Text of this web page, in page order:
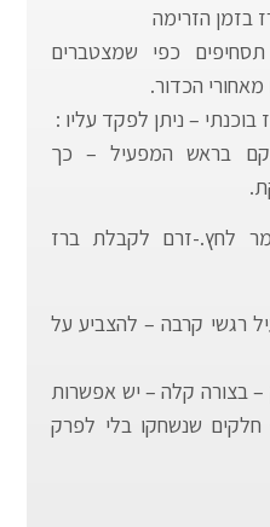
בזמן הזרימה
כפי שמצטברים
הכדור.
– ניתן לפקד עליו :
בראש המפעיל – כך
לחץ.-זרם לקבלת ברז
רגשי קרבה – להצביע על
– בצורה קלה – יש אפשרות
חלקים שנשחקו בלי לפרק